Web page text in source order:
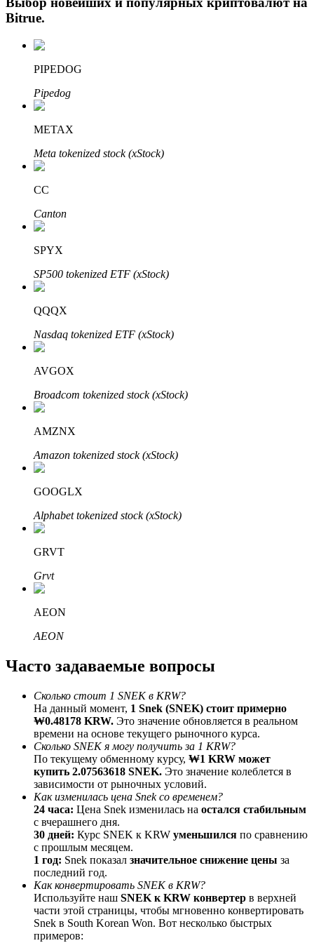
Получите долгосрочную прибыль и гибкие проценты
Изучите стейкинг
Узнайте о пассивном доходе
Bitrue
Bitrue Партнеры
Партнеры Bitrue
До 65% комиссии!
Реферал
Пригласите друга, чтобы получить денежные
вознаграждения
BTC Welcome Rewards
Bitrue.
PIPEDOG
Pipedog
METAX
Meta tokenized stock (xStock)
CC
Canton
SPYX
SP500 tokenized ETF (xStock)
QQQX
Nasdaq tokenized ETF (xStock)
AVGOX
Broadcom tokenized stock (xStock)
AMZNX
Amazon tokenized stock (xStock)
GOOGLX
Alphabet tokenized stock (xStock)
GRVT
Grvt
AEON
AEON
Часто задаваемые вопросы
Сколько стоит 1 SNEK в KRW?
На данный момент, 1 Snek (SNEK) стоит примерно
₩0.48178 KRW. Это значение обновляется в реальном
времени на основе текущего рыночного курса.
Сколько SNEK я могу получить за 1 KRW?
По текущему обменному курсу, ₩1 KRW может
купить 2.07563618 SNEK. Это значение колеблется в
зависимости от рыночных условий.
Как изменилась цена Snek со временем?
24 часа: Цена Snek изменилась на остался стабильным
с вчерашнего дня.
30 дней: Курс SNEK к KRW уменьшился по сравнению
с прошлым месяцем.
1 год: Snek показал значительное снижение цены за
последний год.
Как конвертировать SNEK в KRW?
Используйте наш SNEK к KRW конвертер в верхней
части этой страницы, чтобы мгновенно конвертировать
Snek в South Korean Won. Вот несколько быстрых
примеров: